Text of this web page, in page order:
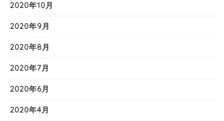
2020年10月
2020年9月
2020年8月
2020年7月
2020年6月
2020年4月